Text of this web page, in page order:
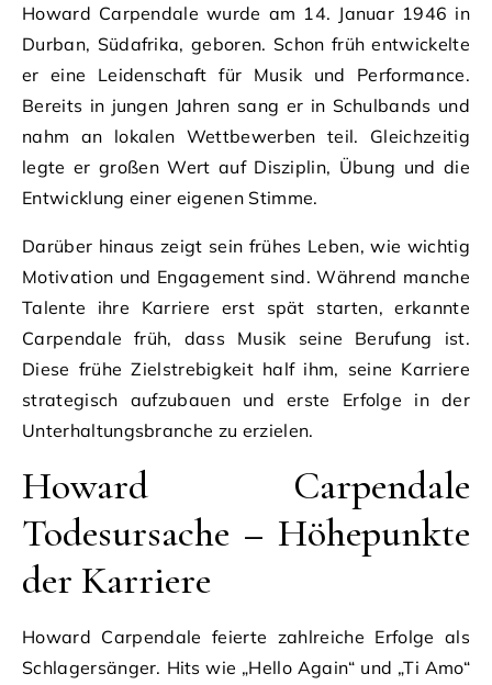
Howard Carpendale wurde am 14. Januar 1946 in
Durban, Südafrika, geboren. Schon früh entwickelte
er eine Leidenschaft für Musik und Performance.
Bereits in jungen Jahren sang er in Schulbands und
nahm an lokalen Wettbewerben teil. Gleichzeitig
legte er großen Wert auf Disziplin, Übung und die
Entwicklung einer eigenen Stimme.
Darüber hinaus zeigt sein frühes Leben, wie wichtig
Motivation und Engagement sind. Während manche
Talente ihre Karriere erst spät starten, erkannte
Carpendale früh, dass Musik seine Berufung ist.
Diese frühe Zielstrebigkeit half ihm, seine Karriere
strategisch aufzubauen und erste Erfolge in der
Unterhaltungsbranche zu erzielen.
Howard Carpendale
Todesursache – Höhepunkte
der Karriere
Howard Carpendale feierte zahlreiche Erfolge als
Schlagersänger. Hits wie „Hello Again“ und „Ti Amo“